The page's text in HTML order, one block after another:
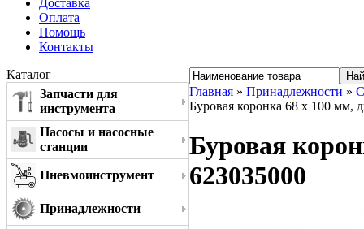
Доставка
Оплата
Помощь
Контакты
Каталог
Запчасти для
инструмента
Насосы и насосные
станции
Пневмоинструмент
Принадлежности
Главная » Принадлежности »
Буровая коронка 68 x 100 мм,
Буровая
623035000